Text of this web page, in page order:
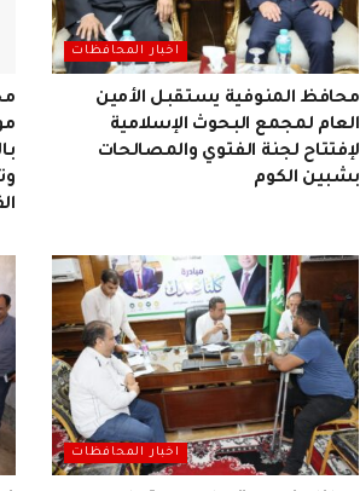
اخبار المحافظات
محافظ المنوفية يستقبل الأمين
العام لمجمع البحوث الإسلامية
لإفتتاح لجنة الفتوي والمصالحات
بشبين الكوم
اخبار المحافظات